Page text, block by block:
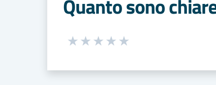
Quanto sono
Seleziona una valutazione da 1 a